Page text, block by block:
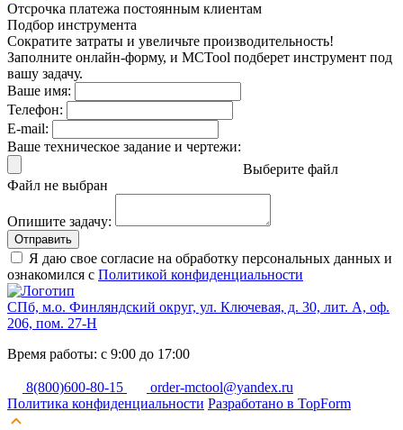
Отсрочка платежа постоянным клиентам
Подбор инструмента
Сократите затраты и увеличьте производительность!
Заполните онлайн-форму, и MCTool подберет инструмент под
вашу задачу.
Ваше имя:
Телефон:
E-mail:
Ваше техническое задание и чертежи:
Выберите файл
Файл не выбран
Опишите задачу:
Отправить
Я даю свое согласие на обработку персональных данных и
ознакомился с Политикой конфиденциальности
СПб, м.о. Финляндский округ, ул. Ключевая, д. 30, лит. А, оф.
206, пом. 27-Н
Время работы: с 9:00 до 17:00
8(800)600-80-15
order-mctool@yandex.ru
Политика конфиденциальности Разработано в TopForm